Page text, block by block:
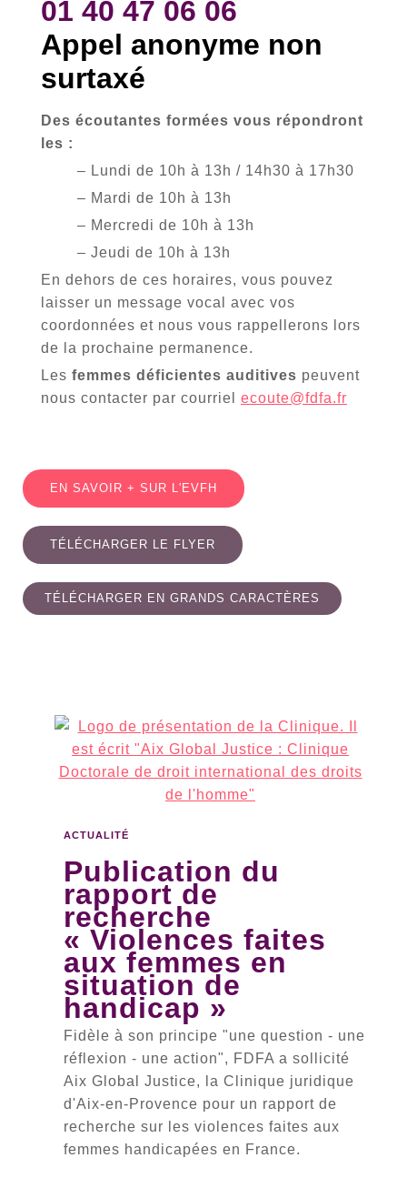
01 40 47 06 06
Appel anonyme non
surtaxé
Des écoutantes formées vous répondront
les :
– Lundi de 10h à 13h / 14h30 à 17h30
– Mardi de 10h à 13h
– Mercredi de 10h à 13h
– Jeudi de 10h à 13h
En dehors de ces horaires, vous pouvez
laisser un message vocal avec vos
coordonnées et nous vous rappellerons lors
de la prochaine permanence.
Les femmes déficientes auditives peuvent
nous contacter par courriel ecoute@fdfa.fr
EN SAVOIR + SUR L'EVFH
TÉLÉCHARGER LE FLYER
TÉLÉCHARGER EN GRANDS CARACTÈRES
ACTUALITÉ
Publication du
rapport de
recherche
« Violences faites
aux femmes en
situation de
handicap »
Fidèle à son principe "une question - une
réflexion - une action", FDFA a sollicité
Aix Global Justice, la Clinique juridique
d'Aix-en-Provence pour un rapport de
recherche sur les violences faites aux
femmes handicapées en France.